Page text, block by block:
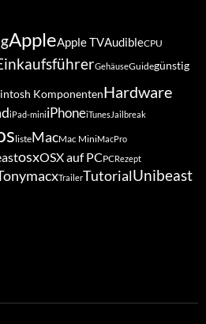
AppleApple TVAudibleCPU
GehäuseGuidegünstig
KomponentenHardware
iPad-miniiPhoneiTunesJailbreak
listeMacMac MiniMacPro
osxOSX auf PCPCRezept
TrailerTutorialUnibeast